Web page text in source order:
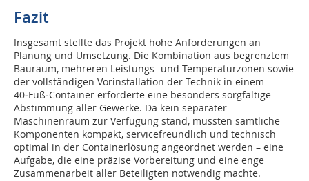
Fazit
Insgesamt stellte das Projekt hohe Anforderungen an
Planung und Umsetzung. Die Kombination aus begrenztem
Bauraum, mehreren Leistungs- und Temperaturzonen sowie
der vollständigen Vorinstallation der Technik in einem
40‑Fuß‑Container erforderte eine besonders sorgfältige
Abstimmung aller Gewerke. Da kein separater
Maschinenraum zur Verfügung stand, mussten sämtliche
Komponenten kompakt, servicefreundlich und technisch
optimal in der Containerlösung angeordnet werden – eine
Aufgabe, die eine präzise Vorbereitung und eine enge
Zusammenarbeit aller Beteiligten notwendig machte.